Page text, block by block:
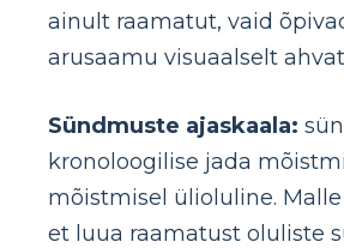
ainult raamatut, vaid
arusaamu visuaalselt
Sündmuste ajaskaala:
kronoloogilise jada
mõistmisel ülioluline.
et luua raamatust oluliste